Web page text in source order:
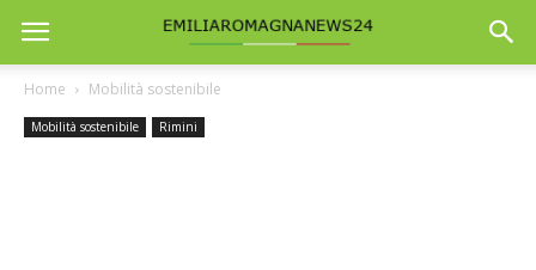
Home Mobilità sostenibile
Mobilità sostenibile Rimini